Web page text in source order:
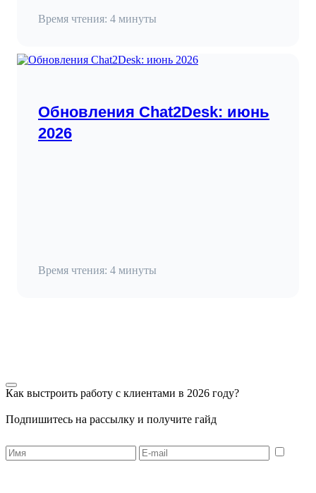
Время чтения: 4 минуты
Обновления Chat2Desk: июнь
2026
Время чтения: 4 минуты
Как выстроить работу с клиентами в 2026 году?
Подпишитесь на рассылку и получите гайд